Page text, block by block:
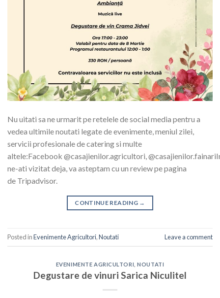
Nu uitati sa ne urmarit pe retelele de social media pentru a
vedea ultimile noutati legate de evenimente, meniul zilei,
servicii profesionale de catering si multe
altele:Facebook @casajienilor.agricultori,
ne-ati vizitat deja, va asteptam cu un review pe pagina
de Tripadvisor.
CONTINUE READING →
Posted inEvenimente Agricultori,Noutati Leave a comment
EVENIMENTE AGRICULTORI ,NOUTATI
Degustare de vinuri Sarica Niculitel